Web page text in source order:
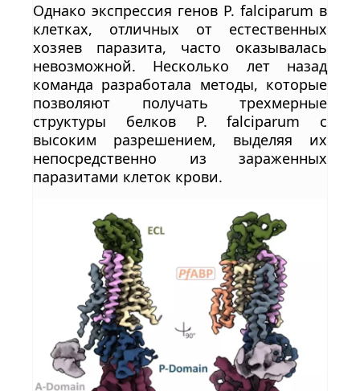
Однако экспрессия генов P. falciparum в
клетках, отличных от естественных
хозяев паразита, часто оказывалась
невозможной. Несколько лет назад
команда разработала методы, которые
позволяют получать трехмерные
структуры белков P. falciparum с
высоким разрешением, выделяя их
непосредственно из зараженных
паразитами клеток крови.